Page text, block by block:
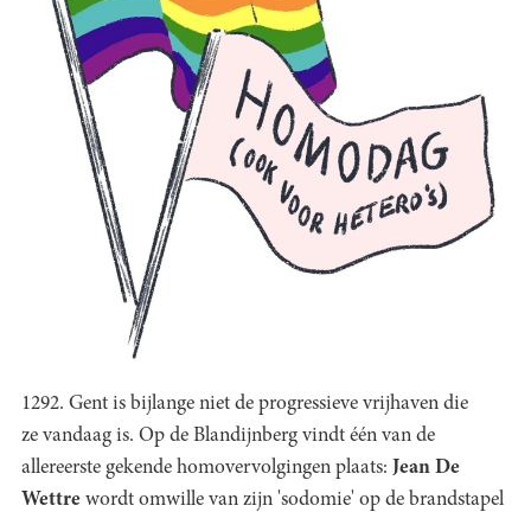
1292. Gent is bijlange niet de progressieve vrijhaven die
ze vandaag is. Op de Blandijnberg vindt één van de
allereerste gekende homovervolgingen plaats: Jean De
Wettre wordt omwille van zijn 'sodomie' op de brandstapel